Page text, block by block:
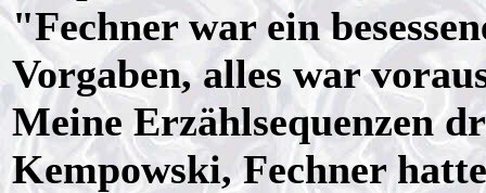
"Fechner war ein
Vorgaben, alles war
Meine Erzählsequenzen
Kempowski, Fechner